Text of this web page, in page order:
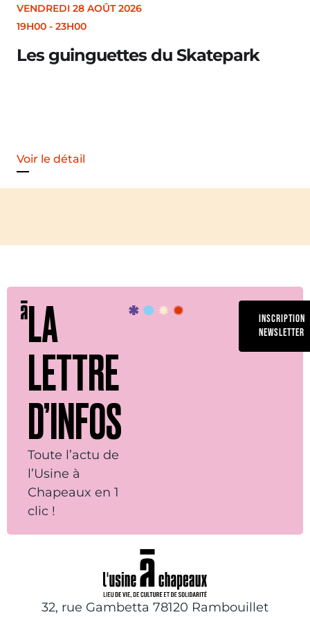
VENDREDI 28 AOÛT 2026
19H00 - 23H00
Les guinguettes du Skatepark
Voir le détail
LA
LETTRE
D’INFOS
Toute l’actu de
l’Usine à
Chapeaux en 1
clic !
INSCRIPTION
NEWSLETTER
32, rue Gambetta 78120 Rambouillet